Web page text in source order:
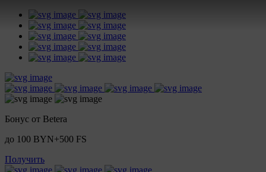
Бонус от Betera
до 100 BYN+500 FS
Получить